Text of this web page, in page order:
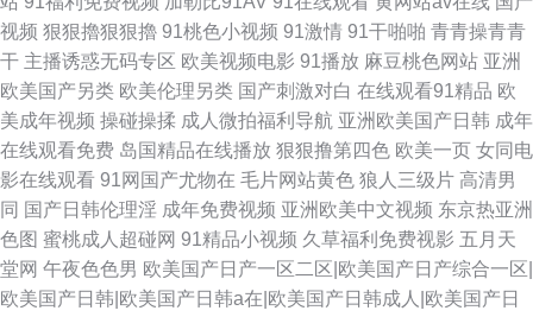
视频 狠狠擼狠狠擼 91桃色小视频 91激情 91干啪啪 青青操青青
干 主播诱惑无码专区 欧美视频电影 91播放 麻豆桃色网站 亚洲
欧美国产另类 欧美伦理另类 国产刺激对白 在线观看91精品 欧
美成年视频 操碰操揉 成人微拍福利导航 亚洲欧美国产日韩 成年
在线观看免费 岛国精品在线播放 狠狠撸第四色 欧美一页 女同电
影在线观看 91网国产尤物在 毛片网站黄色 狼人三级片 高清男
同 国产日韩伦理淫 成年免费视频 亚洲欧美中文视频 东京热亚洲
色图 蜜桃成人超碰网 91精品小视频 久草福利免费视影 五月天
堂网 午夜色色男 欧美国产日产一区二区|欧美国产日产综合一区|
欧美国产日韩|欧美国产日韩a在|欧美国产日韩成人|欧美国产日